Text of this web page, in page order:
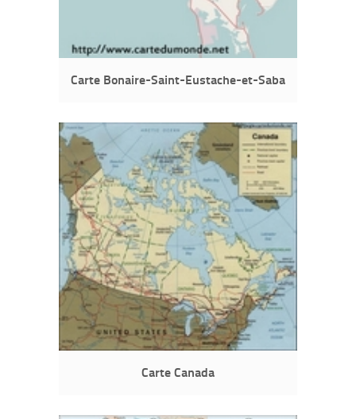
Carte Bonaire-Saint-Eustache-et-Saba
Carte Canada